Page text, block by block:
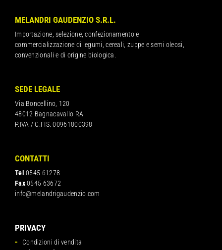
MELANDRI GAUDENZIO S.R.L.
Importazione, selezione, confezionamento e
commercializzazione di legumi, cereali, zuppe e semi oleosi,
convenzionali e di origine biologica.
SEDE LEGALE
Via Boncellino, 120
48012 Bagnacavallo RA
P.IVA / C.FIS. 00961800398
CONTATTI
Tel 0545 61278
Fax0545 63672
info@melandrigaudenzio.com
PRIVACY
Condizioni di vendita